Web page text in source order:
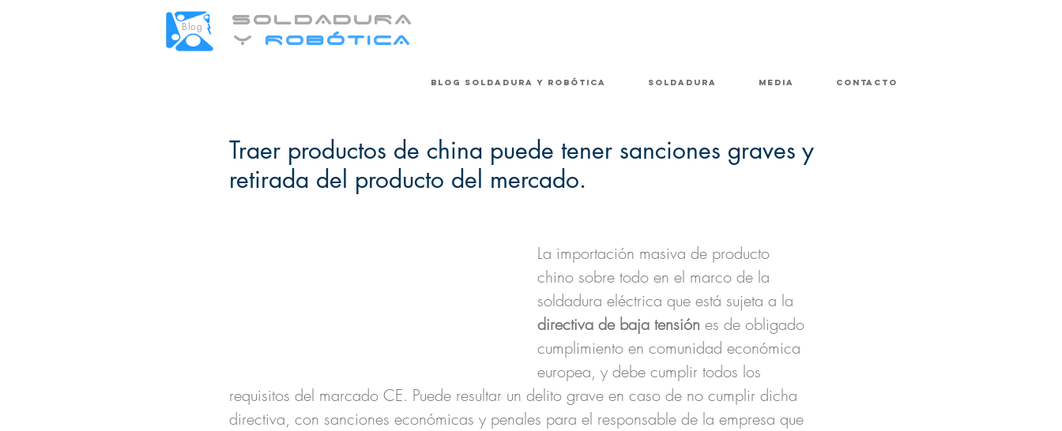
Blog
SOLDADURA
Y ROBÓTICA
Blog soldadura y robótica Soldadura media contacto
Traer productos de china puede tener sanciones graves y
retirada del producto del mercado.
La importación masiva de producto
chino sobre todo en el marco de la
soldadura eléctrica que está sujeta a la
directiva de baja tensión es de obligado
cumplimiento en comunidad económica
europea, y debe cumplir todos los
requisitos del marcado CE. Puede resultar un delito grave en caso de no cumplir dicha
directiva, con sanciones económicas y penales para el responsable de la empresa que